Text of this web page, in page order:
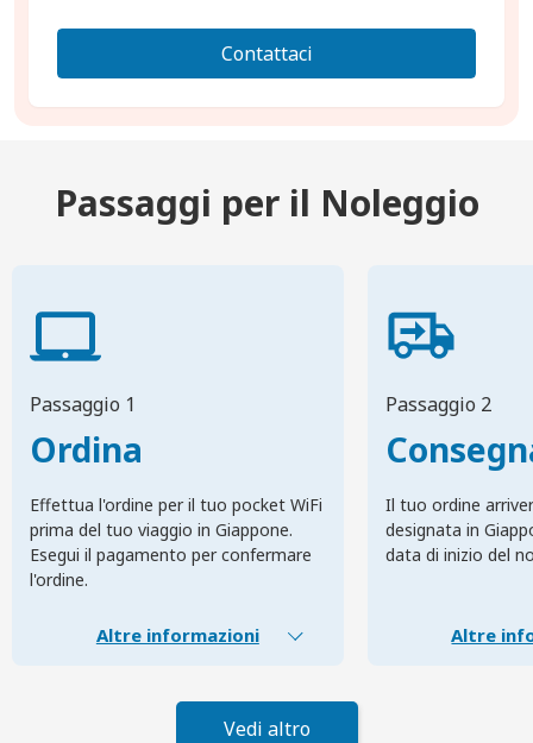
Contattaci
Passaggi per il Noleggio
Passaggio 1
Ordina
Effettua l'ordine per il tuo pocket WiFi
prima del tuo viaggio in Giappone.
Esegui il pagamento per confermare
l'ordine.
Altre informazioni
Passaggio 2
Il tuo ordine
designata in
data di inizio del
Altre
Vedi altro